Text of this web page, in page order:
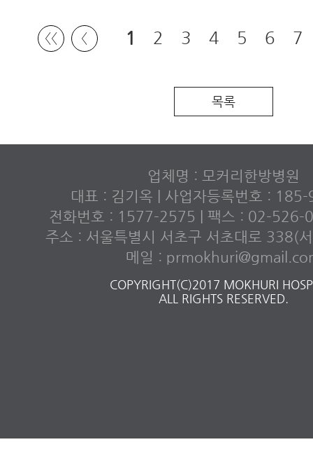
〈〈 〈 1 2 3 4 5 6 7
목록
업체명 : 모커리한방병원
대표 : 김기옥 | 사업자등록번호 :
전화번호 : 1577-2575 | 팩스 : 02-526-
주소 : 서울특별시 서초구 서초대로 338(
메일 :
COPYRIGHT(C)2017 MOKHURI
ALL RIGHTS RESERVED.